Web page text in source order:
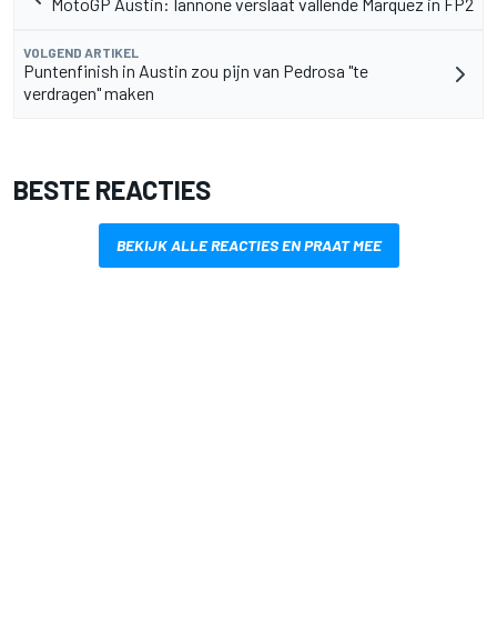
VOLGEND ARTIKEL
Puntenfinish in Austin zou pijn van Pedrosa "te
verdragen" maken
BESTE REACTIES
BEKIJK ALLE REACTIES EN PRAAT MEE